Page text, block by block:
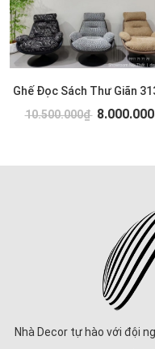
Ghế Đọc Sách Thư Giãn
10.500.000₫
Nhà Decor tự hào với đội